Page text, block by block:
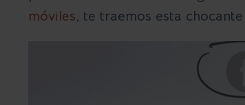
móviles, te traemos esta